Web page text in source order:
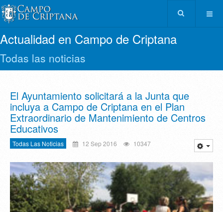
Actualidad en Campo de Criptana
Todas las noticias
El Ayuntamiento solicitará a la Junta que
incluya a Campo de Criptana en el Plan
Extraordinario de Mantenimiento de Centros
Educativos
Todas Las Noticias 12 Sep 2016 10347